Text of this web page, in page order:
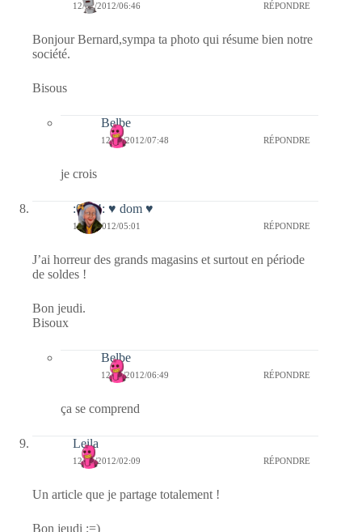
12/01/2012/06:46 RÉPONDRE
Bonjour Bernard,sympa ta photo qui résume bien notre
société.
Bisous
Belbe
12/01/2012/07:48 RÉPONDRE
je crois
:0014: ♥ dom ♥
12/01/2012/05:01 RÉPONDRE
J’ai horreur des grands magasins et surtout en période
de soldes !
Bon jeudi.
Bisoux
Belbe
12/01/2012/06:49 RÉPONDRE
ça se comprend
Leila
12/01/2012/02:09 RÉPONDRE
Un article que je partage totalement !
Bon jeudi ;=)